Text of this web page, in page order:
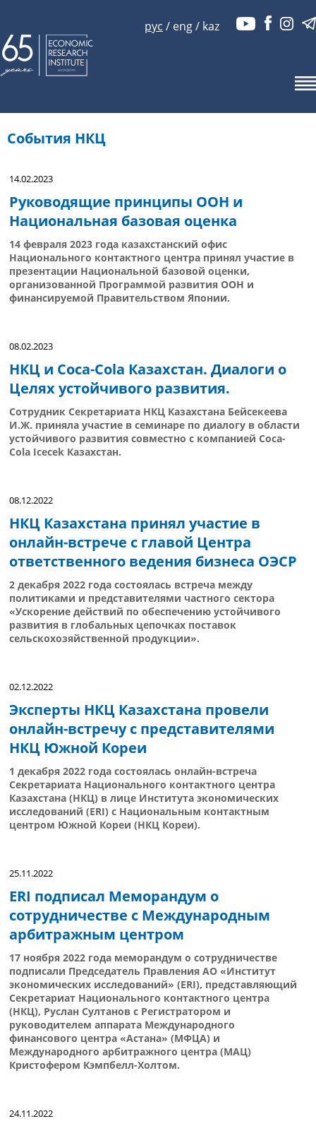
рус / eng/ kaz
События НКЦ
14.02.2023
Руководящие принципы ООН и
Национальная базовая оценка
14 февраля 2023 года казахстанский офис
Национального контактного центра принял участие в
презентации Национальной базовой оценки,
организованной Программой развития ООН и
финансируемой Правительством Японии.
08.02.2023
НКЦ и Coca-Cola Казахстан. Диалоги о
Целях устойчивого развития.
Сотрудник Секретариата НКЦ Казахстана Бейсекеева
И.Ж. приняла участие в семинаре по диалогу в области
устойчивого развития совместно с компанией Coca-
Cola Icecek Казахстан.
08.12.2022
НКЦ Казахстана принял участие в
онлайн-встрече с главой Центра
ответственного ведения бизнеса ОЭСР
2 декабря 2022 года состоялась встреча между
политиками и представителями частного сектора
«Ускорение действий по обеспечению устойчивого
развития в глобальных цепочках поставок
сельскохозяйственной продукции».
02.12.2022
Эксперты НКЦ Казахстана провели
онлайн-встречу с представителями
НКЦ Южной Кореи
1 декабря 2022 года состоялась онлайн-встреча
Секретариата Национального контактного центра
Казахстана (НКЦ) в лице Института экономических
исследований (ERI) с Национальным контактным
центром Южной Кореи (НКЦ Кореи).
25.11.2022
ERI подписал Меморандум о
сотрудничестве с Международным
арбитражным центром
17 ноября 2022 года меморандум о сотрудничестве
подписали Председатель Правления АО «Институт
экономических исследований» (ERI), представляющий
Секретариат Национального контактного центра
(НКЦ), Руслан Султанов с Регистратором и
руководителем аппарата Международного
финансового центра «Астана» (МФЦА) и
Международного арбитражного центра (МАЦ)
Кристофером Кэмпбелл-Холтом.
24.11.2022